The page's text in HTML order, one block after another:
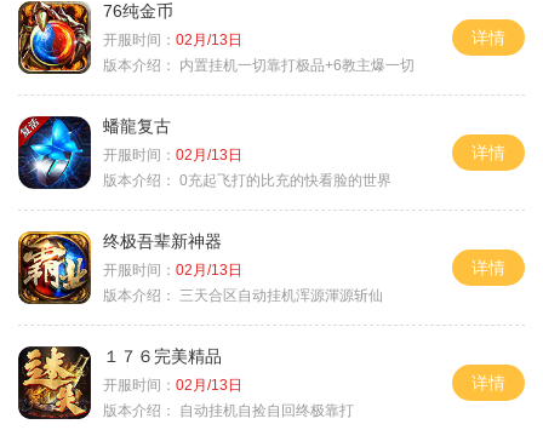
76纯金币
开服时间： 02月/13日
版本介绍：
内置挂机一切靠打极品+6教主爆一切
详情
蟠龍复古
开服时间： 02月/13日
版本介绍： 0充起飞打的比充的快看脸的世界
详情
终极吾辈新神器
开服时间： 02月/13日
版本介绍：
三天合区自动挂机浑源渾源斩仙
详情
１７６完美精品
开服时间： 02月/13日
版本介绍：
自动挂机自捡自回终极靠打
详情